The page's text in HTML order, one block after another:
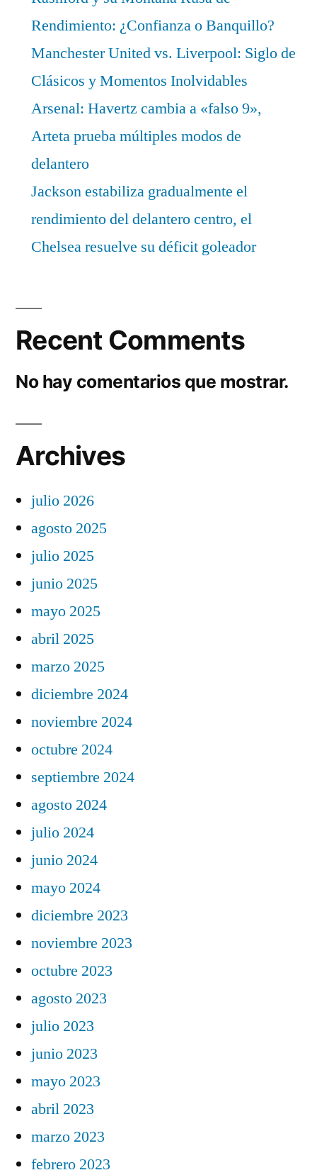
Rendimiento: ¿Confianza o Banquillo?
Manchester United vs. Liverpool: Siglo de
Clásicos y Momentos Inolvidables
Arsenal: Havertz cambia a «falso 9»,
Arteta prueba múltiples modos de
delantero
Jackson estabiliza gradualmente el
rendimiento del delantero centro, el
Chelsea resuelve su déficit goleador
Recent Comments
No hay comentarios que mostrar.
Archives
julio 2026
agosto 2025
julio 2025
junio 2025
mayo 2025
abril 2025
marzo 2025
diciembre 2024
noviembre 2024
octubre 2024
septiembre 2024
agosto 2024
julio 2024
junio 2024
mayo 2024
diciembre 2023
noviembre 2023
octubre 2023
agosto 2023
julio 2023
junio 2023
mayo 2023
abril 2023
marzo 2023
febrero 2023